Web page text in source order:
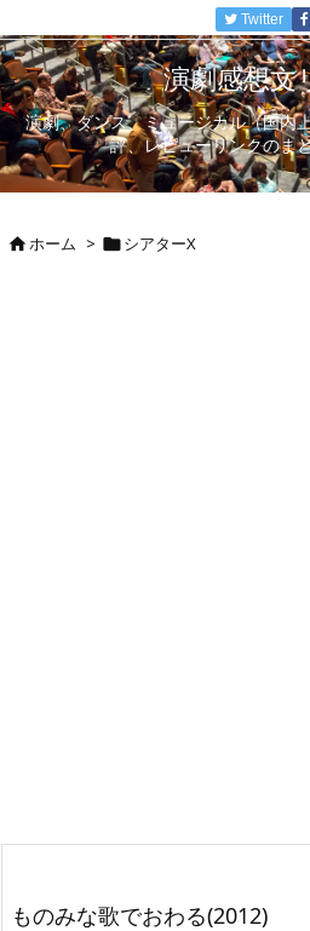
Twitter
演劇感想文
演劇、ダンス、ミュージカル（国内
評、レビューリンクのま
ホーム > シアターX
ものみな歌でおわる(2012)